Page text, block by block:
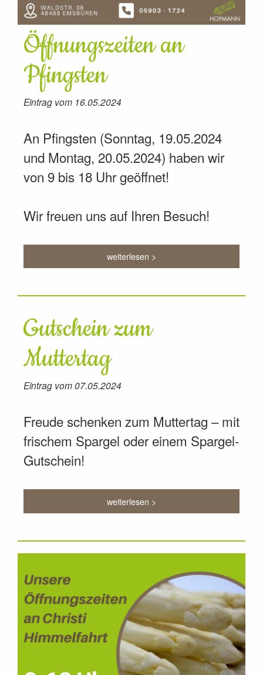
Öffnungszeiten an
Pfingsten
Eintrag vom 16.05.2024
An Pfingsten (Sonntag, 19.05.2024
und Montag, 20.05.2024) haben wir
von 9 bis 18 Uhr geöffnet!
Wir freuen uns auf Ihren Besuch!
weiterlesen >
Gutschein zum
Muttertag
Eintrag vom 07.05.2024
Freude schenken zum Muttertag – mit
frischem Spargel oder einem Spargel-
Gutschein!
weiterlesen >